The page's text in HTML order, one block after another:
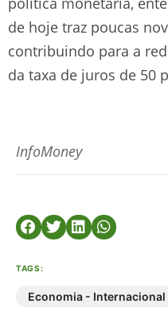
de hoje traz poucas
contribuindo para a
da taxa de juros de 50
InfoMoney
TAGS:
Economia - Internacional